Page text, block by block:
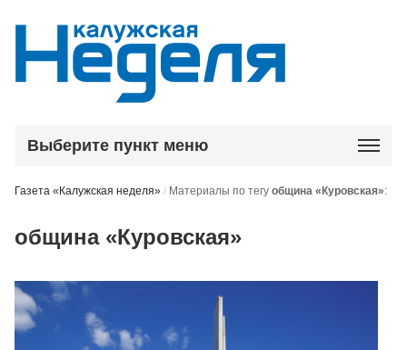
Выберите пункт меню
Газета «Калужская неделя» / Материалы по тегуобщина «Куровская»:
община «Куровская»